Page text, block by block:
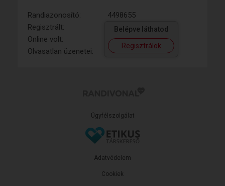
Randiazonosító:
4498655
Regisztrált:
Online volt:
Olvasatlan üzenetei:
Belépve láthatod
Regisztrálok
Ügyfélszolgálat
Adatvédelem
Cookiek